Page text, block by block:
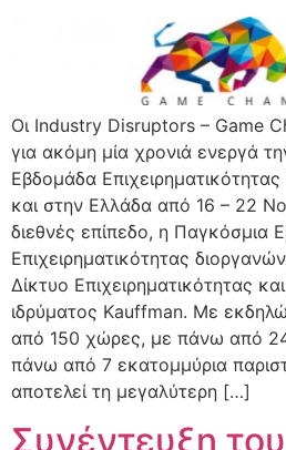
Οι Industry Disruptors – Game
για ακόμη μία χρονιά ενεργά
Εβδομάδα
και στην Ελλάδα από 16 – 22
διεθνές επίπεδο, η Παγκόσμια
Επιχειρηματικότητας
Δίκτυο Επιχειρηματικότητας
ιδρύματος Kauffman. Με
από 150 χώρες, με πάνω από
πάνω από 7 εκατομμύρια
αποτελεί τη μεγαλύτερη […]
Συνέντευξη